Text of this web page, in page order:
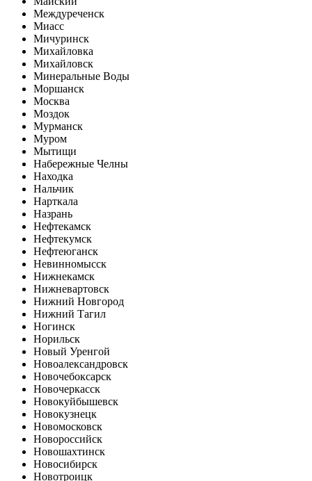
Междуреченск
Миасс
Мичуринск
Михайловка
Михайловск
Минеральные Воды
Моршанск
Москва
Моздок
Мурманск
Муром
Мытищи
Набережные Челны
Находка
Нальчик
Нарткала
Назрань
Нефтекамск
Нефтекумск
Нефтеюганск
Невинномысск
Нижнекамск
Нижневартовск
Нижний Новгород
Нижний Тагил
Ногинск
Норильск
Новый Уренгой
Новоалександровск
Новочебоксарск
Новочеркасск
Новокуйбышевск
Новокузнецк
Новомосковск
Новороссийск
Новошахтинск
Новосибирск
Новотроицк